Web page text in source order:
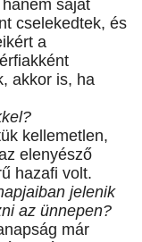
saját
cselekedtek, és
a
akkor is, ha
kellemetlen,
elenyésző
hazafi volt.
jelenik
az ünnepen?
már